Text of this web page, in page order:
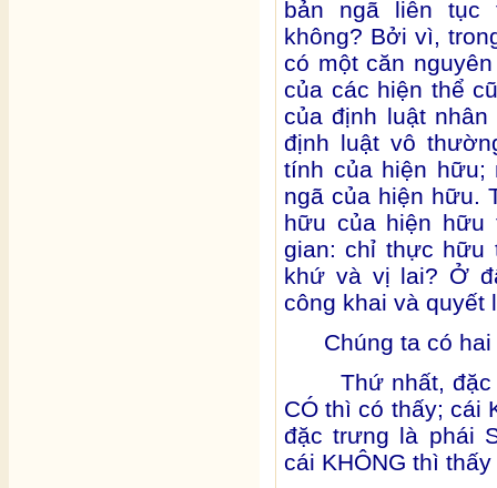
bản ngã liên tục
không? Bởi vì,
có một căn
của các hiện thể
của định luật
định luật vô
tính của hiện hữu;
ngã của hiện hữu.
hữu của hiện hữu
gian: chỉ thực hữu
khứ và vị lai? Ở
công khai và quyết
Chúng ta có hai
Thứ nhất, đặc
CÓ thì có thấy; cái
đặc trưng là phái
cái KHÔNG thì